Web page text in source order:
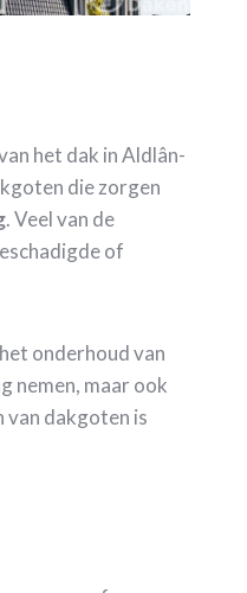
het dak in Aldlân-
die zorgen
. Veel van de
of
onderhoud van
nemen, maar ook
van dakgoten is